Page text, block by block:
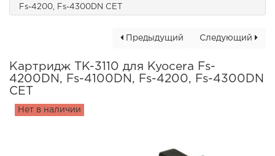
Fs-4200, Fs-4300DN CET
Следующий
Предыдущий
Картридж TK-3110 для Kyocera Fs-
4200DN, Fs-4100DN, Fs-4200, Fs-4300DN
CET
Нет в наличии